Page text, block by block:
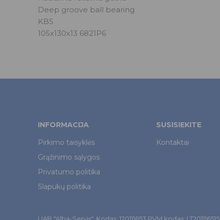
Deep groove ball bearing
KBS
105x130x13 6821P6
INFORMACIJA
Pirkimo taisyklės
Grąžinimo sąlygos
Privatumo politika
Slapukų politika
SUSISIEKITE
Kontaktai